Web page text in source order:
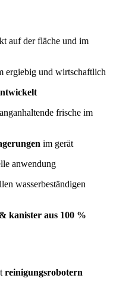
auf der fläche und im
ergiebig und wirtschaftlich
frische im
im gerät
anwendung
wasserbeständigen
kanister aus 100 %
reinigungsrobotern